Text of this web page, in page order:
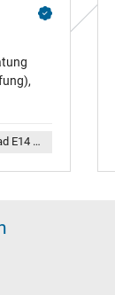
Lenovo – Lenovo ThinkPad E14 Gen 6 (21M321M4) Original USB-C Netzteil 65,0 Watt eckige Bauform